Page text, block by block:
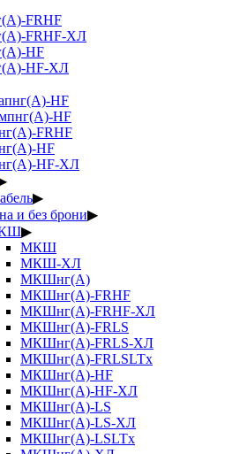
FRHF
FRHF-ХЛ
HF
HF-ХЛ
HF
HF
FRHF
HF
HF-ХЛ
▶
и без брони▶
▶
МКШ
МКШ-ХЛ
МКШнг(А)
МКШнг(А)-FRHF
МКШнг(А)-FRHF-ХЛ
МКШнг(А)-FRLS
МКШнг(А)-FRLS-ХЛ
МКШнг(А)-FRLSLTx
МКШнг(А)-HF
МКШнг(А)-HF-ХЛ
МКШнг(А)-LS
МКШнг(А)-LS-ХЛ
МКШнг(А)-LSLTx